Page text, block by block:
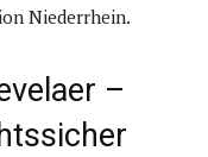
Niederrhein.
–